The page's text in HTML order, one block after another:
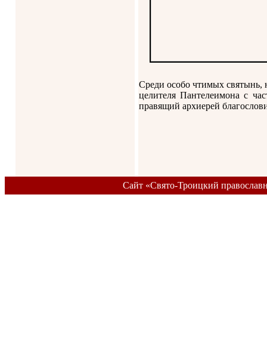
Среди особо чтимых святынь,
целителя Пантелеимона с
правящий архиерей
Сайт «Свято-Троицкий